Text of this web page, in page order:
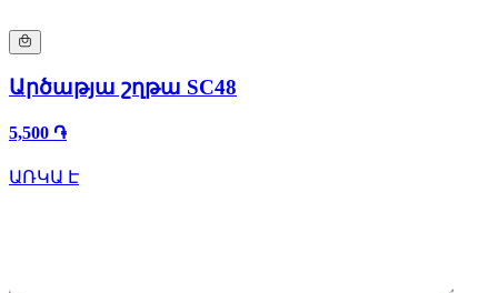
Արծաթյա շղթա SC48
5,500 ֏
ԱՌԿԱ Է